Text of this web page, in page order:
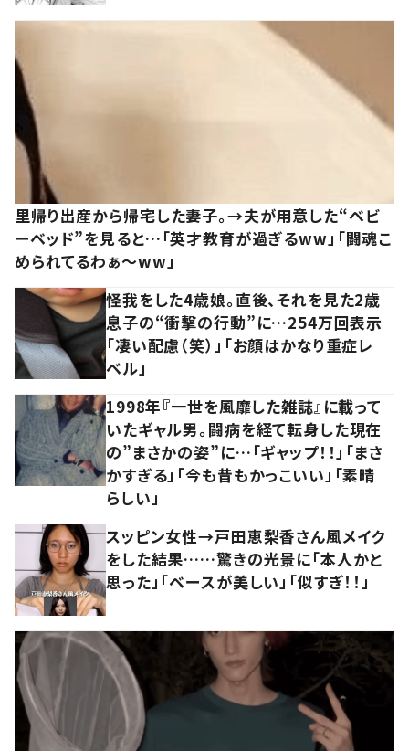
里帰り出産から帰宅した妻子。→夫が用意した“ベビ
ーベッド”を見ると…「英才教育が過ぎるww」「闘魂こ
められてるわぁ～ww」
怪我をした4歳娘。直後、それを見た2歳
息子の“衝撃の行動”に…254万回表示
「凄い配慮（笑）」「お顔はかなり重症レ
ベル」
1998年『一世を風靡した雑誌』に載って
いたギャル男。闘病を経て転身した現在
の”まさかの姿”に…「ギャップ！！」「まさ
かすぎる」「今も昔もかっこいい」「素晴
らしい」
スッピン女性→戸田恵梨香さん風メイク
をした結果……驚きの光景に「本人かと
思った」「ベースが美しい」「似すぎ！！」